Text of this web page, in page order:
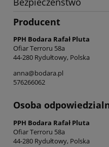
Producent
PPH Bodara Rafał Pluta
Ofiar Terroru 58a
44-280 Rydułtowy, Polska
anna@bodara.pl
576266062
Osoba
PPH Bodara Rafał Pluta
Ofiar Terroru 58a
44-280 Rydułtowy, Polska